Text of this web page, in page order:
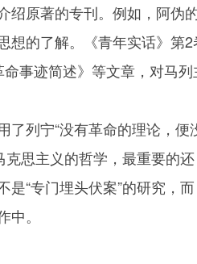
绍原著的专刊。例如，阿伪
想的了解。《青年实话》第2
事迹简述》等文章，对马列
了列宁“没有革命的理论，便
思主义的哲学，最重要的还
“专门埋头伏案”的研究，而
。